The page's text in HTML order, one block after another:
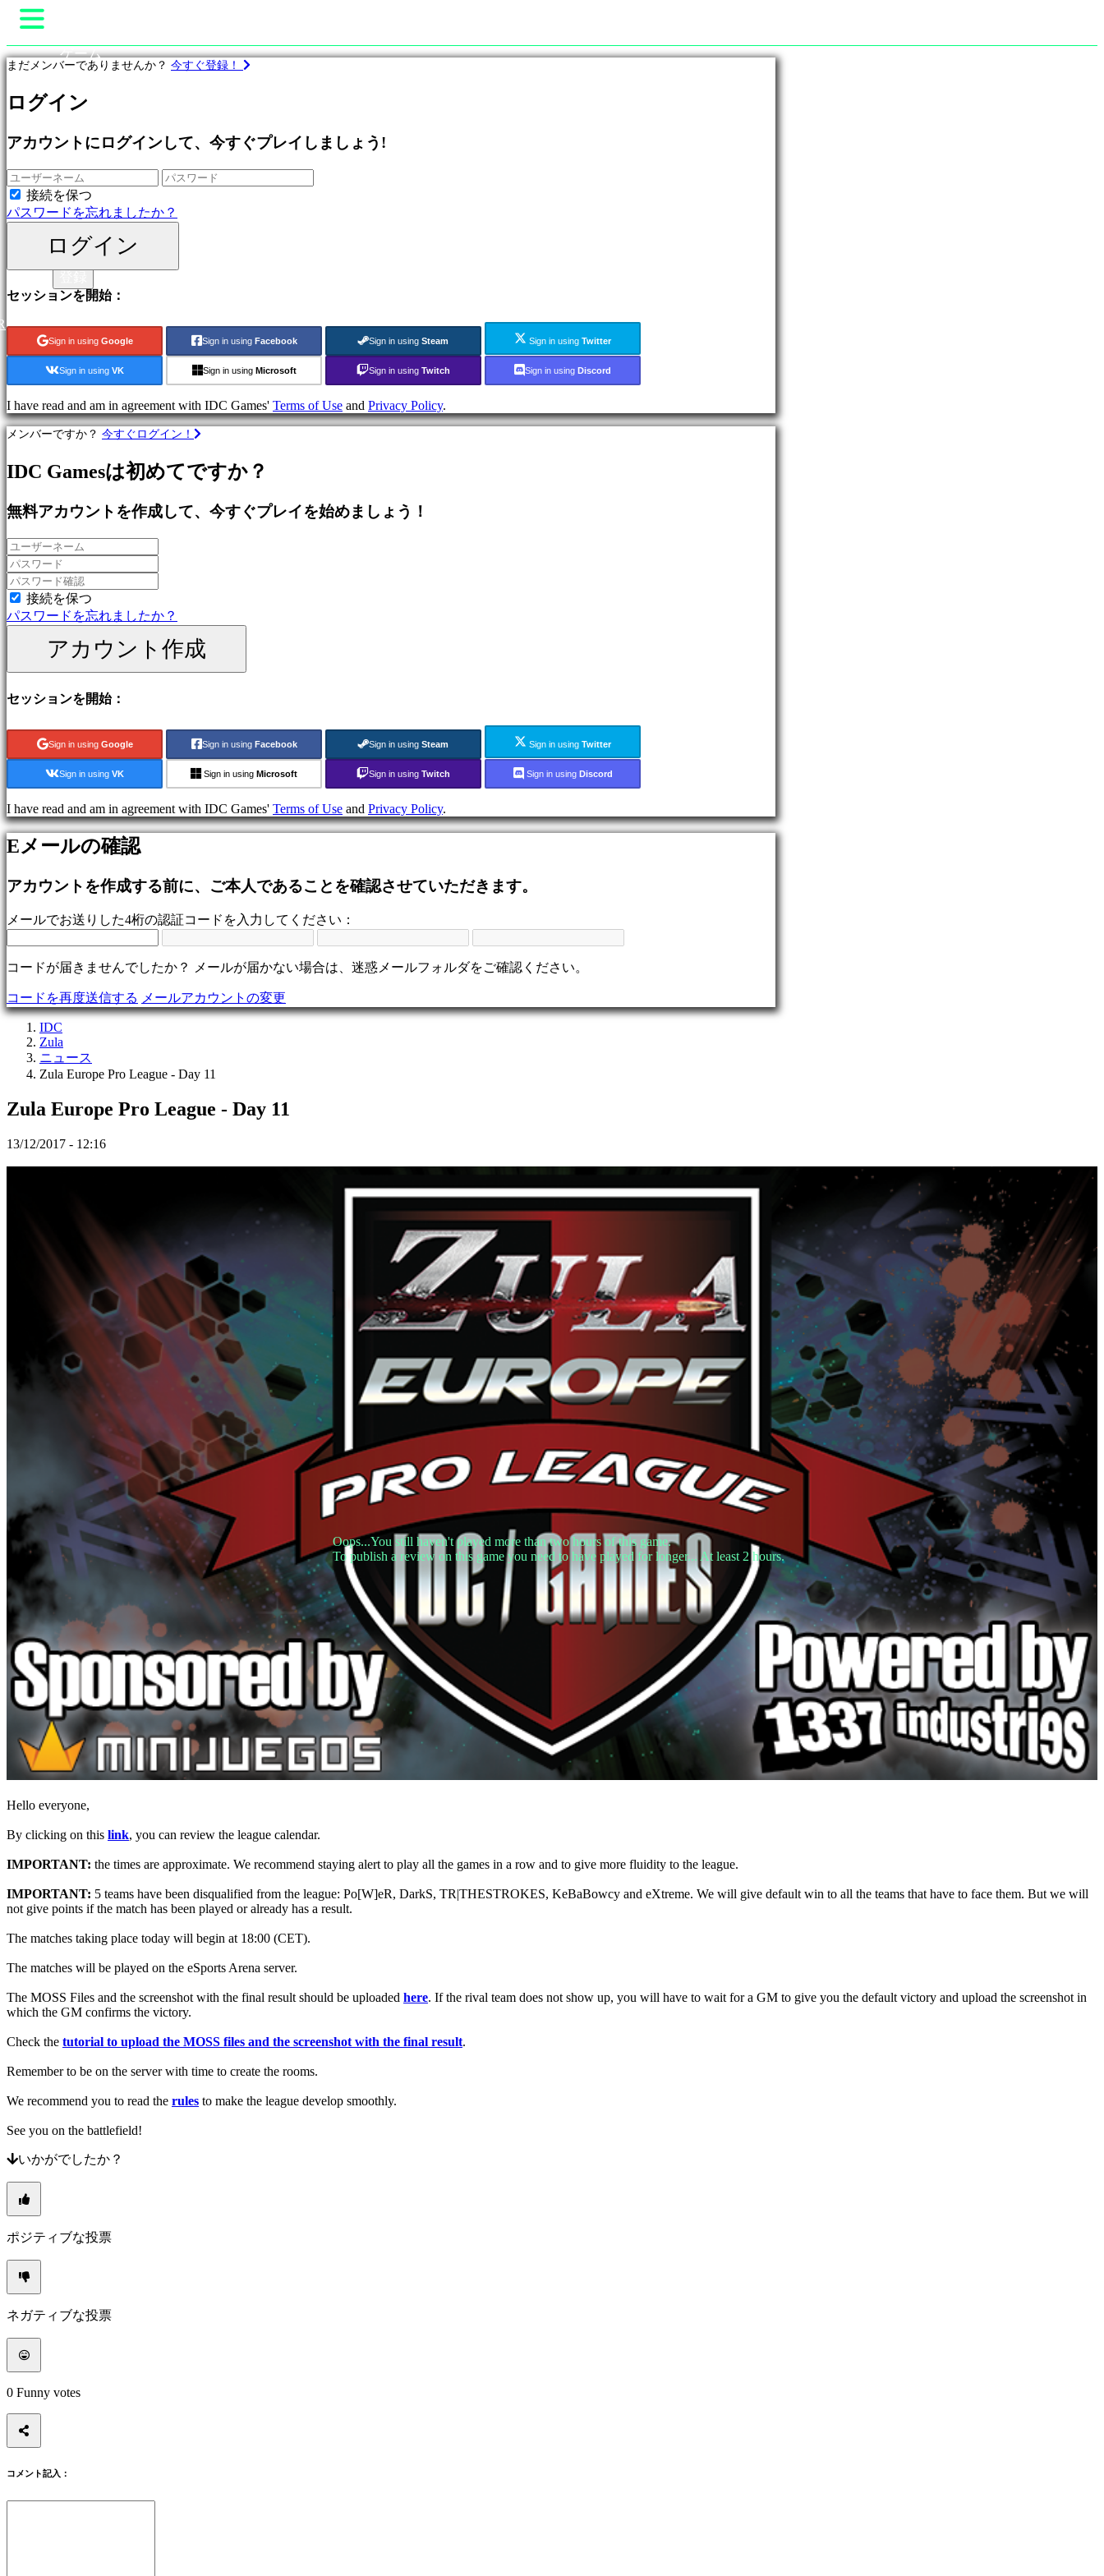
プ
フ
ィ
ー
ル
特
集
新
無
料
レ
イ
テ
リ
ア
ク
シ
ョ
ン
ゲ
ー
ム
戦
ゲ
ー
ム
険
ゲ
ー
MMO
ゲ
ー
ム
RPG
ゲ
ム
ス
ツ
ゲ
ム
ュ
ー
ー
ム
Racing
games
Casual
games
Indie
games
Simulation
games
Fighting
games
ュ
ニ
ィ
ー
Gameplay
ゲ
ム
内
イ
ン
ト
ュ
ス
メ
デ
ア
イ
ド
フ
ー
ム
Gifts
IDC
Plays
サ
ー
ト
ご
質
ア
カ
ト
ゲーム
Gameplay
ニュース
ガイド
フォーラム
ショップ
ログイン
まだメンバーでありませんか？ 今すぐ登録！
ログイン
アカウントにログインして、今すぐプレイしましょう!
接続を保つ
パスワードを忘れましたか？
ログイン
セッションを開始：
Sign in using Google Sign in using Facebook Sign in using Steam Sign in using Twitter
Sign in using VK Sign in using Microsoft Sign in using Twitch Sign in using Discord
I have read and am in agreement with IDC Games' Terms of Use and Privacy Policy.
メンバーですか？ 今すぐログイン！
IDC Gamesは初めてですか？
無料アカウントを作成して、今すぐプレイを始めましょう！
接続を保つ
パスワードを忘れましたか？
アカウント作成
セッションを開始：
Sign in using Google Sign in using Facebook Sign in using Steam Sign in using Twitter
Sign in using VK Sign in using Microsoft Sign in using Twitch Sign in using Discord
I have read and am in agreement with IDC Games' Terms of Use and Privacy Policy.
Eメールの確認
アカウントを作成する前に、ご本人であることを確認させていただきます。
メールでお送りした4桁の認証コードを入力してください：
コードが届きませんでしたか？ メールが届かない場合は、迷惑メールフォルダをご確認ください。
コードを再度送信する メールアカウントの変更
IDC
Zula
ニュース
Zula Europe Pro League - Day 11
Zula Europe Pro League - Day 11
13/12/2017 - 12:16
Hello everyone,
By clicking on this link, you can review the league calendar.
IMPORTANT: the times are approximate. We recommend staying alert to play all the games in a row and to give more fluidity to the league.
IMPORTANT: 5 teams have been disqualified from the league: Po[W]eR, DarkS, TR|THESTROKES, KeBaBowcy and eXtreme. We will give default win to all the teams that have to face them. But we will
not give points if the match has been played or already has a result.
The matches taking place today will begin at 18:00 (CET).
The matches will be played on the eSports Arena server.
The MOSS Files and the screenshot with the final result should be uploaded here. If the rival team does not show up, you will have to wait for a GM to give you the default victory and upload the screenshot in
which the GM confirms the victory.
Check the tutorial to upload the MOSS files and the screenshot with the final result.
Remember to be on the server with time to create the rooms.
We recommend you to read the rules to make the league develop smoothly.
See you on the battlefield!
いかがでしたか？
ポジティブな投票
ネガティブな投票
0 Funny votes
コメント記入：
Oops...You still haven't played more than two hours of this game.
To publish a review on this game you need to have played for longer... At least 2 hours.